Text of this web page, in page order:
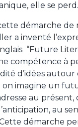
elle se perd.
démarche de
a inventé
“Future
compétence à
d’idées
on imagine un
au présent,
au
démarche